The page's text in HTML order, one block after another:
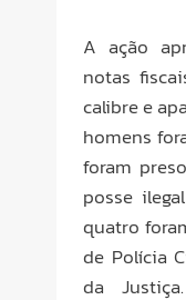
A ação
notas
calibre e
homens
foram
posse
quatro
de Polícia
da